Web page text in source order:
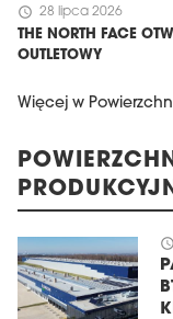
schedule 28 lipca 2026
THE NORTH FACE
OUTLETOWY
Więcej w
schedule